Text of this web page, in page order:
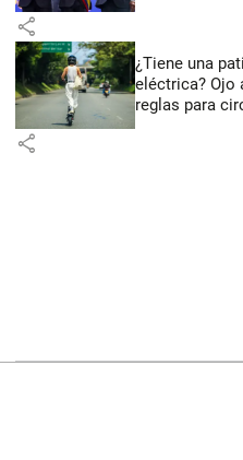
share
¿Tiene una
eléctrica? Ojo
reglas para
share